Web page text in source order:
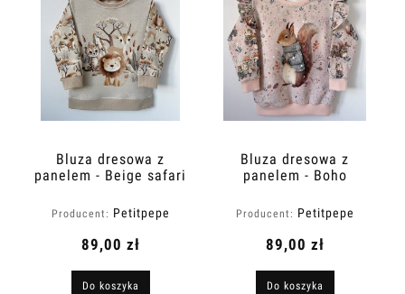
Bluza dresowa z
panelem - Beige safari
Producent: Petitpepe
89,00 zł
Do koszyka
Bluza dresowa z
panelem - Boho
Producent: Petitpepe
89,00 zł
Do koszyka